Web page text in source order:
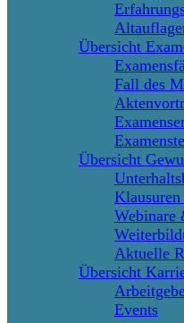
Übersicht
Fall des
Übersicht
Klausuren
Webinare
Aktuelle
Übersicht
Events